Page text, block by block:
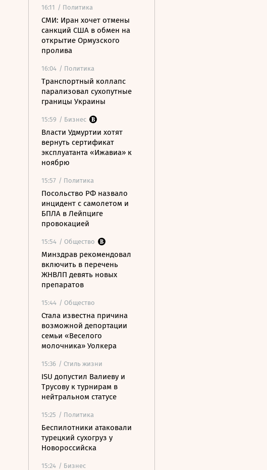
16:11 / Политика
СМИ: Иран хочет отмены
санкций США в обмен на
открытие Ормузского
пролива
16:04 / Политика
Транспортный коллапс
парализовал сухопутные
границы Украины
15:59 / Бизнес
Власти Удмуртии хотят
вернуть сертификат
эксплуатанта «Ижавиа» к
ноябрю
15:57 / Политика
Посольство РФ назвало
инцидент с самолетом и
БПЛА в Лейпциге
провокацией
15:54 / Общество
Минздрав рекомендовал
включить в перечень
ЖНВЛП девять новых
препаратов
15:44 / Общество
Стала известна причина
возможной депортации
семьи «Веселого
молочника» Уолкера
15:36 / Стиль жизни
ISU допустил Валиеву и
Трусову к турнирам в
нейтральном статусе
15:25 / Политика
Беспилотники атаковали
турецкий сухогруз у
Новороссийска
15:24 / Бизнес